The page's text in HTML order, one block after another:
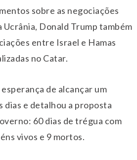
sobre as negociações
Ucrânia, Donald Trump também
entre Israel e Hamas
no Catar.
de alcançar um
dias e detalhou a proposta
60 dias de trégua com
vivos e 9 mortos.